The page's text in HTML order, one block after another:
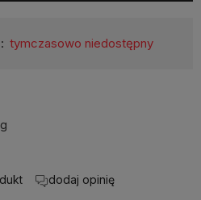
tymczasowo niedostępny
dodaj opinię